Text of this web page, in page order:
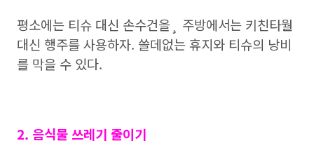
평소에는 티슈 대신 손수건을¸ 주방에서는 키친타월
대신 행주를 사용하자. 쓸데없는 휴지와 티슈의 낭비
를 막을 수 있다.
2. 음식물 쓰레기 줄이기